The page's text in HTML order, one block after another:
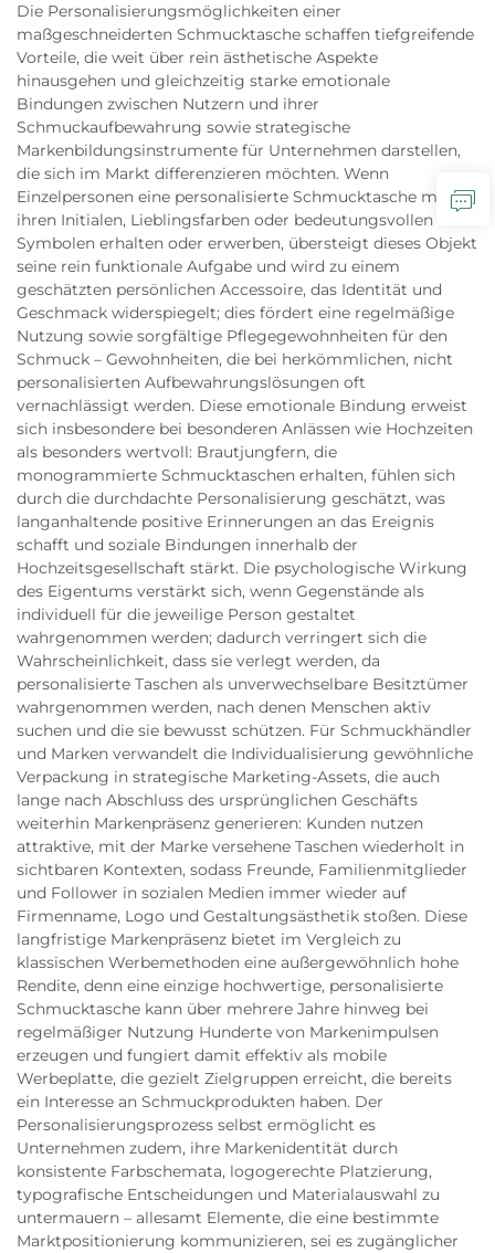
Die Personalisierungsmöglichkeiten einer
maßgeschneiderten Schmucktasche schaffen tiefgreifende
Vorteile, die weit über rein ästhetische Aspekte
hinausgehen und gleichzeitig starke emotionale
Bindungen zwischen Nutzern und ihrer
Schmuckaufbewahrung sowie strategische
Markenbildungsinstrumente für Unternehmen darstellen,
die sich im Markt differenzieren möchten. Wenn
Einzelpersonen eine personalisierte Schmucktasche mit
ihren Initialen, Lieblingsfarben oder bedeutungsvollen
Symbolen erhalten oder erwerben, übersteigt dieses Objekt
seine rein funktionale Aufgabe und wird zu einem
geschätzten persönlichen Accessoire, das Identität und
Geschmack widerspiegelt; dies fördert eine regelmäßige
Nutzung sowie sorgfältige Pflegegewohnheiten für den
Schmuck – Gewohnheiten, die bei herkömmlichen, nicht
personalisierten Aufbewahrungslösungen oft
vernachlässigt werden. Diese emotionale Bindung erweist
sich insbesondere bei besonderen Anlässen wie Hochzeiten
als besonders wertvoll: Brautjungfern, die
monogrammierte Schmucktaschen erhalten, fühlen sich
durch die durchdachte Personalisierung geschätzt, was
langanhaltende positive Erinnerungen an das Ereignis
schafft und soziale Bindungen innerhalb der
Hochzeitsgesellschaft stärkt. Die psychologische Wirkung
des Eigentums verstärkt sich, wenn Gegenstände als
individuell für die jeweilige Person gestaltet
wahrgenommen werden; dadurch verringert sich die
Wahrscheinlichkeit, dass sie verlegt werden, da
personalisierte Taschen als unverwechselbare Besitztümer
wahrgenommen werden, nach denen Menschen aktiv
suchen und die sie bewusst schützen. Für Schmuckhändler
und Marken verwandelt die Individualisierung gewöhnliche
Verpackung in strategische Marketing-Assets, die auch
lange nach Abschluss des ursprünglichen Geschäfts
weiterhin Markenpräsenz generieren: Kunden nutzen
attraktive, mit der Marke versehene Taschen wiederholt in
sichtbaren Kontexten, sodass Freunde, Familienmitglieder
und Follower in sozialen Medien immer wieder auf
Firmenname, Logo und Gestaltungsästhetik stoßen. Diese
langfristige Markenpräsenz bietet im Vergleich zu
klassischen Werbemethoden eine außergewöhnlich hohe
Rendite, denn eine einzige hochwertige, personalisierte
Schmucktasche kann über mehrere Jahre hinweg bei
regelmäßiger Nutzung Hunderte von Markenimpulsen
erzeugen und fungiert damit effektiv als mobile
Werbeplatte, die gezielt Zielgruppen erreicht, die bereits
ein Interesse an Schmuckprodukten haben. Der
Personalisierungsprozess selbst ermöglicht es
Unternehmen zudem, ihre Markenidentität durch
konsistente Farbschemata, logogerechte Platzierung,
typografische Entscheidungen und Materialauswahl zu
untermauern – allesamt Elemente, die eine bestimmte
Marktpositionierung kommunizieren, sei es zugänglicher